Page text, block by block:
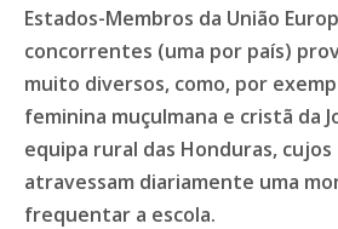
Estados-Membros da União
concorrentes (uma por país)
muito diversos, como, por
feminina muçulmana e cristã da
equipa rural das Honduras, cujos
atravessam diariamente uma
frequentar a escola.